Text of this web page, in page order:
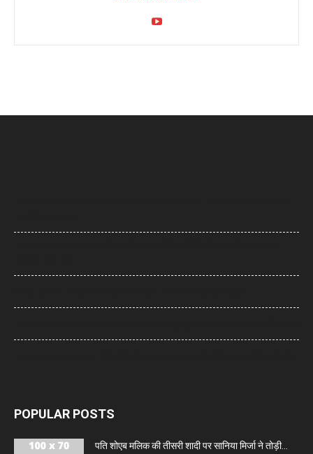
POPULAR POSTS
पति शोएब मलिक की तीसरी शादी पर सानिया मिर्जा ने तोड़ी...